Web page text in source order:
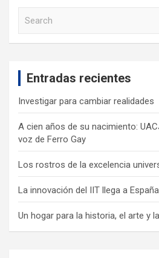
Entradas recientes
Investigar para cambiar realidades
A cien años de su nacimiento:
voz de Ferro Gay
Los rostros de la excelencia
La innovación del IIT llega a España
Un hogar para la historia, el arte y